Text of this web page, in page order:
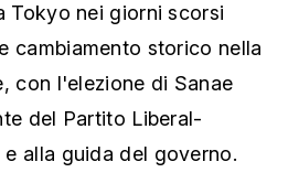
Tokyo nei giorni scorsi
cambiamento storico nella
con l'elezione di Sanae
del Partito Liberal-
alla guida del governo.